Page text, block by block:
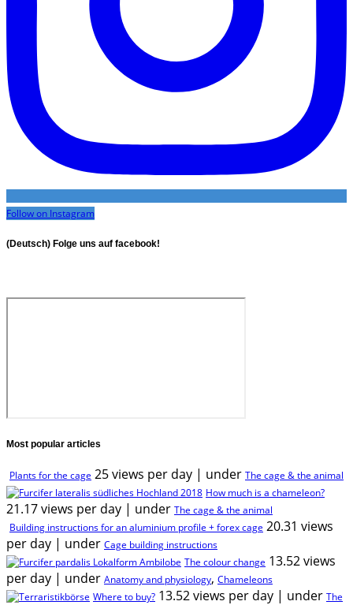
Follow on Instagram
(Deutsch) Folge uns auf facebook!
Most popular articles
Plants for the cage 25 views per day | under The cage & the animal
How much is a chameleon?
21.17 views per day | under The cage & the animal
Building instructions for an aluminium profile + forex cage 20.31 views
per day | under Cage building instructions
The colour change 13.52 views
per day | under Anatomy and physiology, Chameleons
Where to buy? 13.52 views per day | under The